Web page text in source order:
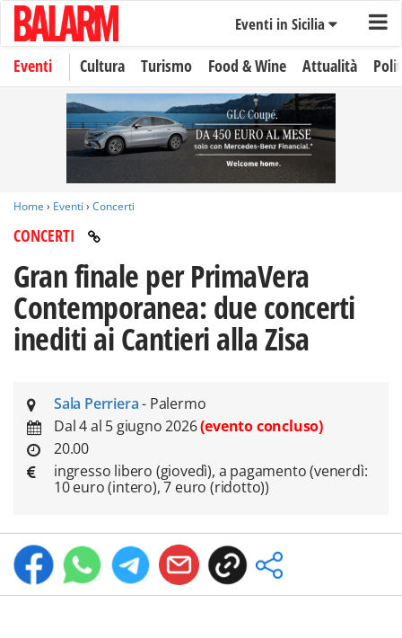
Eventi in Sicilia
Eventi Cultura Turismo Food & Wine Attualità
Home › Eventi › Concerti
CONCERTI
Gran finale per PrimaVera
Contemporanea: due concerti
inediti ai Cantieri alla Zisa
Sala Perriera- Palermo
Dal 4 al 5 giugno 2026(evento concluso)
20.00
ingresso libero (giovedì), a pagamento (venerdì:
10 euro (intero), 7 euro (ridotto))